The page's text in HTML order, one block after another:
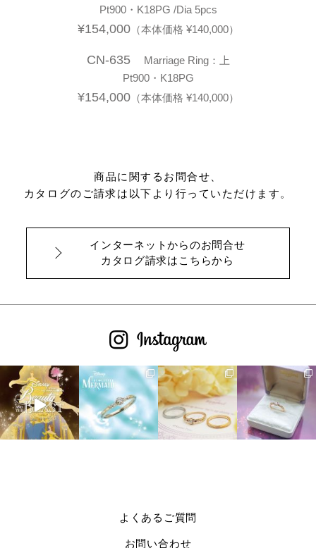
Pt900・K18PG /Dia 5pcs
¥154,000（本体価格 ¥140,000）
CN-635Marriage Ring：上
Pt900・K18PG
¥154,000（本体価格 ¥140,000）
商品に関するお問合せ、
カタログのご請求は以下より行っていただけます。
インターネットからのお問合せ
カタログ請求はこちらから
よくあるご質問
お問い合わせ